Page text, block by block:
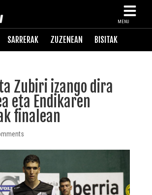
MENU
SARRERAK ZUZENEAN BISITAK
Zubiri izango dira
eta Endikaren
finalean